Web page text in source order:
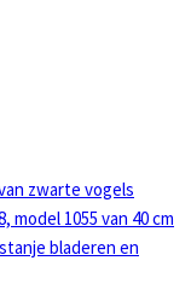
zwarte vogels